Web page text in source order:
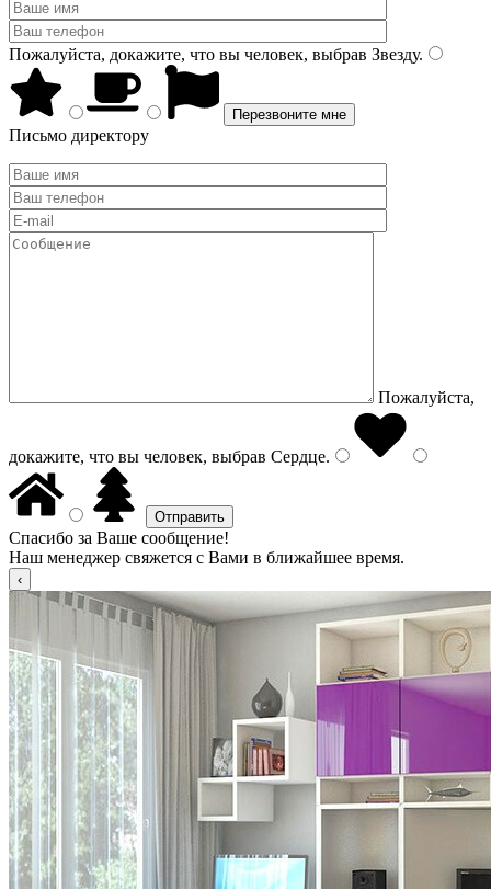
Пожалуйста, докажите, что вы человек, выбрав Звезду.
Письмо директору
Пожалуйста,
докажите, что вы человек, выбрав Сердце.
Спасибо за Ваше сообщение!
Наш менеджер свяжется с Вами в ближайшее время.